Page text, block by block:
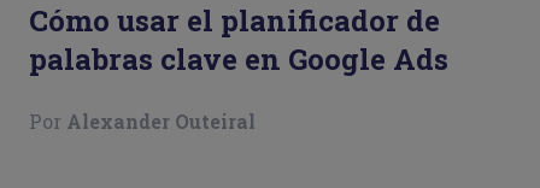
Cómo usar el planificador de
palabras clave en Google Ads
Por Alexander Outeiral